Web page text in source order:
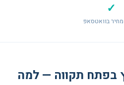
✓
בוואטסאפ
בפתח תקווה — למה